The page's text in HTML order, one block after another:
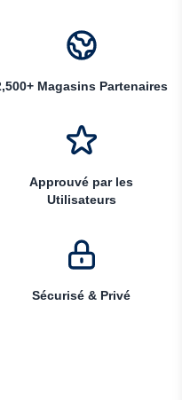
Magasins Partenaires
Approuvé par les
Utilisateurs
Sécurisé & Privé